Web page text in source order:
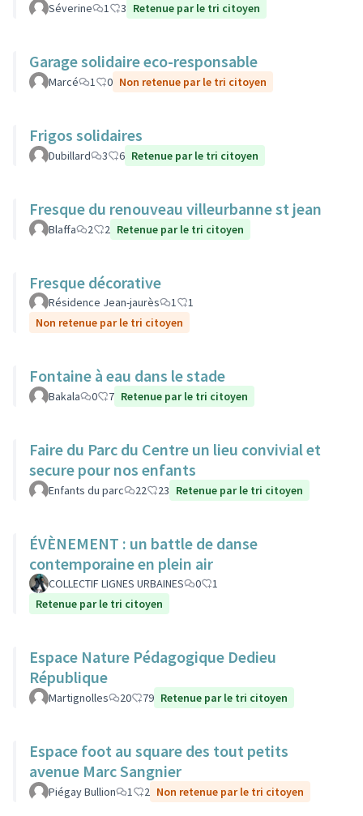
Séverine 1 3 Retenue par le tri citoyen
Garage solidaire eco-responsable
Marcé 1 0 Non retenue par le tri citoyen
Frigos solidaires
Dubillard 3 6 Retenue par le tri citoyen
Fresque du renouveau villeurbanne st jean
Blaffa 2 2 Retenue par le tri citoyen
Fresque décorative
Résidence Jean-jaurès 1
1
Non retenue par le tri citoyen
Fontaine à eau dans le stade
Bakala 0 7 Retenue par le tri citoyen
Faire du Parc du Centre un lieu convivial et
secure pour nos enfants
Enfants du parc 22 23 Retenue par le tri citoyen
ÉVÈNEMENT : un battle de danse
contemporaine en plein air
COLLECTIF LIGNES URBAINES 0
1
Retenue par le tri citoyen
Espace Nature Pédagogique Dedieu
République
Martignolles 20 79 Retenue par le tri citoyen
Espace foot au square des tout petits
avenue Marc Sangnier
Piégay Bullion 1 2 Non retenue par le tri citoyen